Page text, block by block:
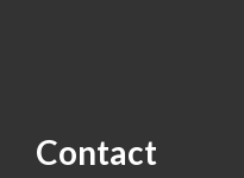
Contact